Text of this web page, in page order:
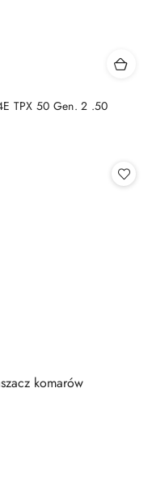
TPX 50 Gen. 2 .50